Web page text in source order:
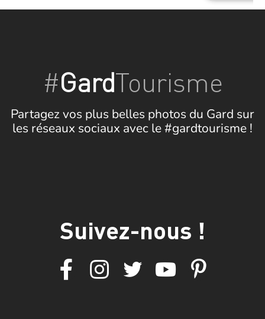
#GardTourisme
Partagez vos plus belles photos du Gard sur
les réseaux sociaux avec le #gardtourisme !
Suivez-nous !